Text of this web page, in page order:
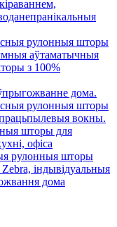
рулонныя шторы
аўтаматычныя
з 100%
дома.
рулонныя шторы
вокны.
шторы для
офіса
рулонныя шторы
індывідуальныя
дома